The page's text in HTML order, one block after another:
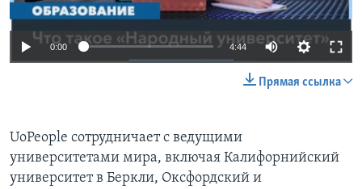
0:00 4:44
Прямая ссылка
UoPeople сотрудничает с ведущими
университетами мира, включая Калифорнийский
университет в Беркли, Оксфордский и